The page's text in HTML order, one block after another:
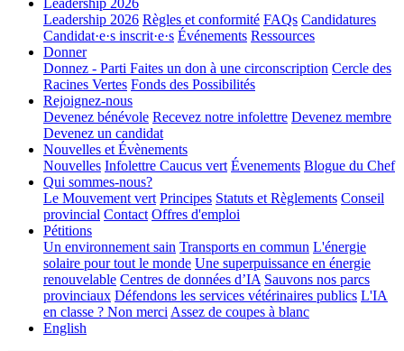
Leadership 2026
Leadership 2026 Règles et conformité FAQs Candidatures
Candidat·e·s inscrit·e·s Événements Ressources
Donner
Donnez - Parti Faites un don à une circonscription Cercle des
Racines Vertes Fonds des Possibilités
Rejoignez-nous
Devenez bénévole Recevez notre infolettre Devenez membre
Devenez un candidat
Nouvelles et Évènements
Nouvelles Infolettre Caucus vert Évenements Blogue du Chef
Qui sommes-nous?
Le Mouvement vert Principes Statuts et Règlements Conseil
provincial Contact Offres d'emploi
Pétitions
Un environnement sain Transports en commun L'énergie
solaire pour tout le monde Une superpuissance en énergie
renouvelable Centres de données d’IA Sauvons nos parcs
provinciaux Défendons les services vétérinaires publics L'IA
en classe ? Non merci Assez de coupes à blanc
English